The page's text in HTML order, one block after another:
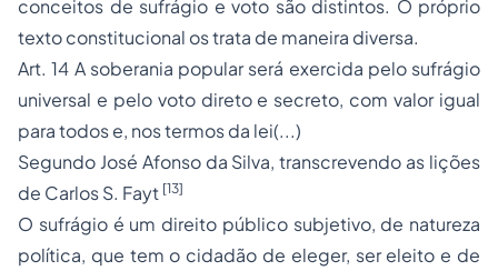
conceitos de sufrágio e voto são distintos. O próprio
texto constitucional os trata de maneira diversa.
Art. 14 A soberania popular será exercida pelo sufrágio
universal e pelo voto direto e secreto, com valor igual
para todos e, nos termos da lei(...)
Segundo José Afonso da Silva, transcrevendo as lições
de Carlos S. Fayt [13]
O sufrágio é um direito público subjetivo, de natureza
política, que tem o cidadão de eleger, ser eleito e de